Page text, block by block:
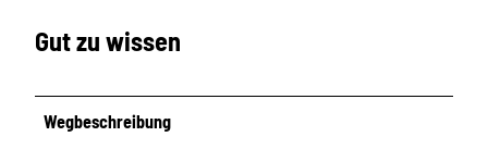
Gut zu wissen
Wegbeschreibung